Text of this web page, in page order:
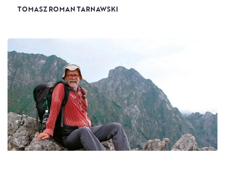
TOMASZ ROMAN TARNAWSKI